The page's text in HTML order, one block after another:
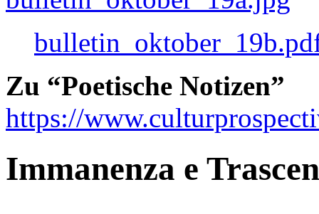
Zu “Poetische Notizen”
https://
Immanenza e